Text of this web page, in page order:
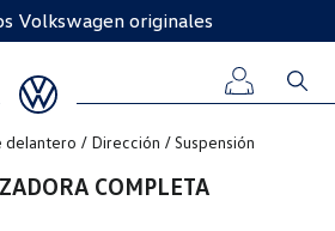
Volkswagen originales
delantero / Dirección / Suspensión
COMPLETA